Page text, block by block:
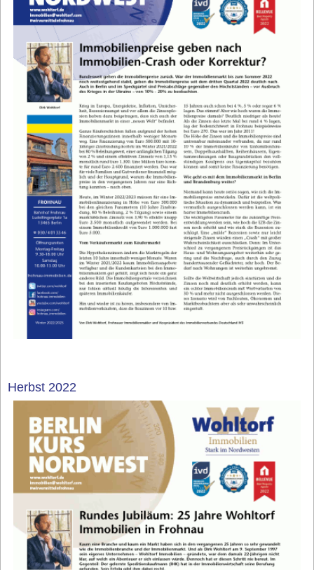
Herbst 2022